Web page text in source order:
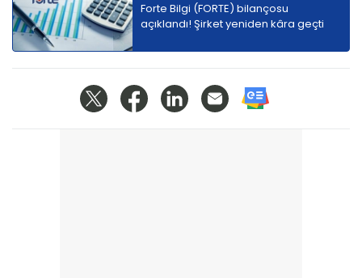
Forte Bilgi (FORTE) bilançosu
açıklandı! Şirket yeniden kâra geçti